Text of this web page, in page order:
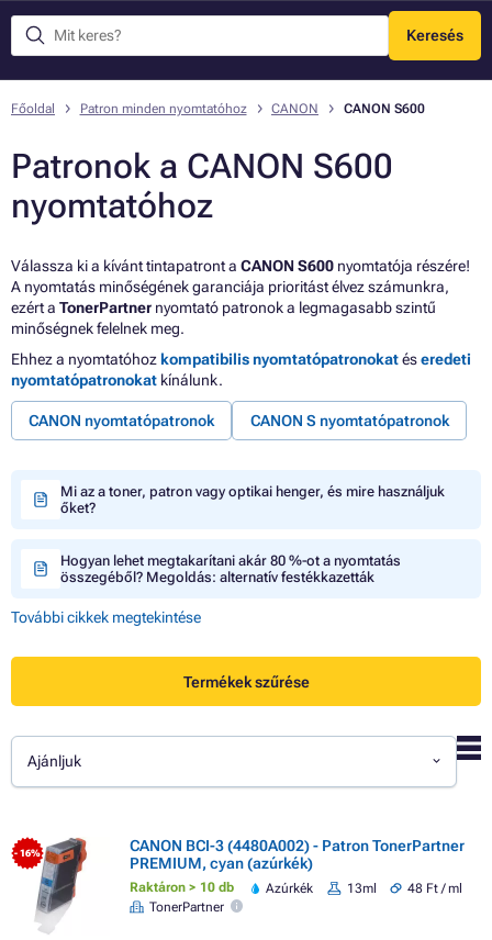
Keresés
Menü
Főoldal Patron minden nyomtatóhoz CANON CANON S600
Patronok a CANON S600
nyomtatóhoz
Válassza ki a kívánt tintapatront a CANON S600 nyomtatója részére!
A nyomtatás minőségének garanciája prioritást élvez számunkra,
ezért a TonerPartner nyomtató patronok a legmagasabb szintű
minőségnek felelnek meg.
Ehhez a nyomtatóhoz kompatibilis nyomtatópatronokatéseredeti
nyomtatópatronokat kínálunk.
CANON nyomtatópatronok CANON S nyomtatópatronok
Mi az a toner, patron vagy optikai henger, és mire használjuk
őket?
Hogyan lehet megtakarítani akár 80 %-ot a nyomtatás
összegéből? Megoldás: alternatív festékkazetták
További cikkek megtekintése
Termékek szűrése
Ajánljuk
- 16%
CANON BCI-3 (4480A002) - Patron TonerPartner
PREMIUM, cyan (azúrkék)
Raktáron > 10 db Azúrkék 13ml
48 Ft / ml
TonerPartner